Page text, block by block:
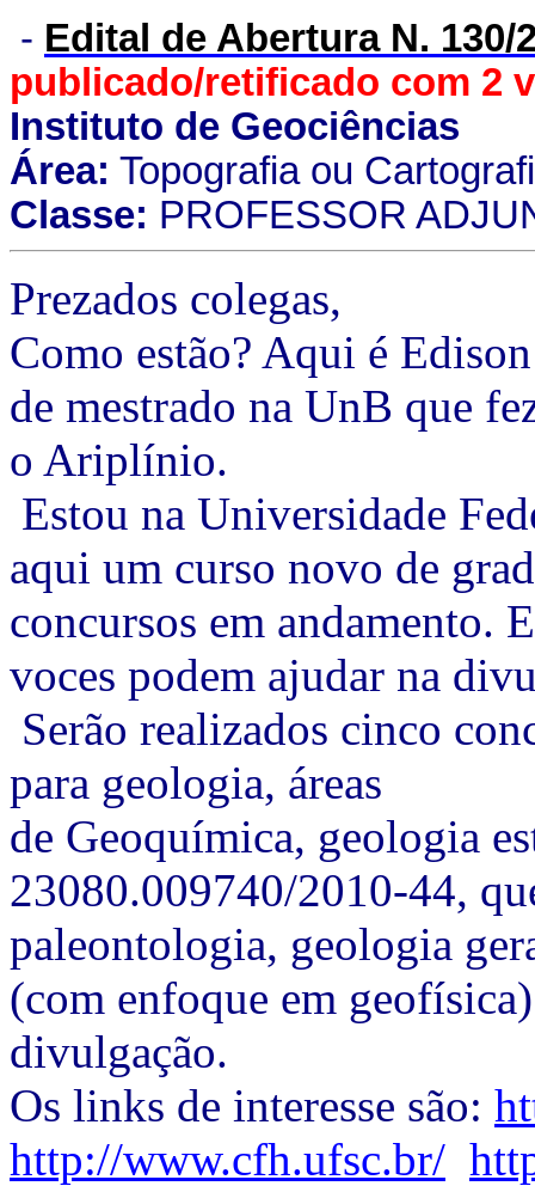
- Edital de Abertura N. 130/
publicado/retificado com 2
Instituto de Geociências
Área: Topografia ou
Classe: PROFESSOR
Prezados colegas,
Como estão? Aqui é
de mestrado na UnB que
o Ariplínio.
Estou na Universidade
aqui um curso novo de
concursos em andamento.
voces podem ajudar na
Serão realizados cinco
para geologia, áreas
de Geoquímica, geologia
23080.009740/2010-44,
paleontologia, geologia
(com enfoque em
divulgação.
Os links de interesse são:
http://www.cfh.ufsc.br/